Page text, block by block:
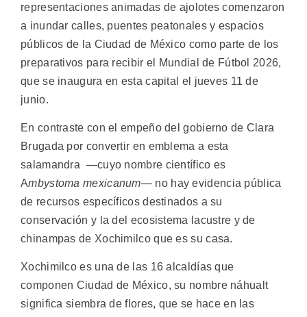
representaciones animadas de ajolotes comenzaron
a inundar calles, puentes peatonales y espacios
públicos de la Ciudad de México como parte de los
preparativos para recibir el Mundial de Fútbol 2026,
que se inaugura en esta capital el jueves 11 de
junio.
En contraste con el empeño del gobierno de Clara
Brugada por convertir en emblema a esta
salamandra —cuyo nombre científico es
Ambystoma mexicanum— no hay evidencia pública
de recursos específicos destinados a su
conservación y la del ecosistema lacustre y de
chinampas de Xochimilco que es su casa.
Xochimilco es una de las 16 alcaldías que
componen Ciudad de México, su nombre náhualt
significa siembra de flores, que se hace en las